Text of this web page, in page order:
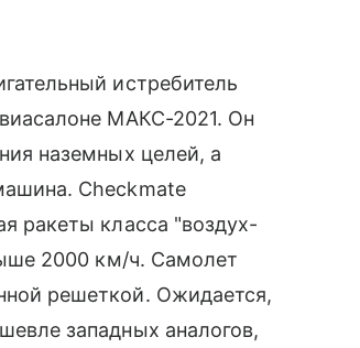
истребитель
МАКС-2021. Он
наземных целей, а
Checkmate
ракеты класса "воздух-
2000 км/ч. Самолет
решеткой. Ожидается,
западных аналогов,